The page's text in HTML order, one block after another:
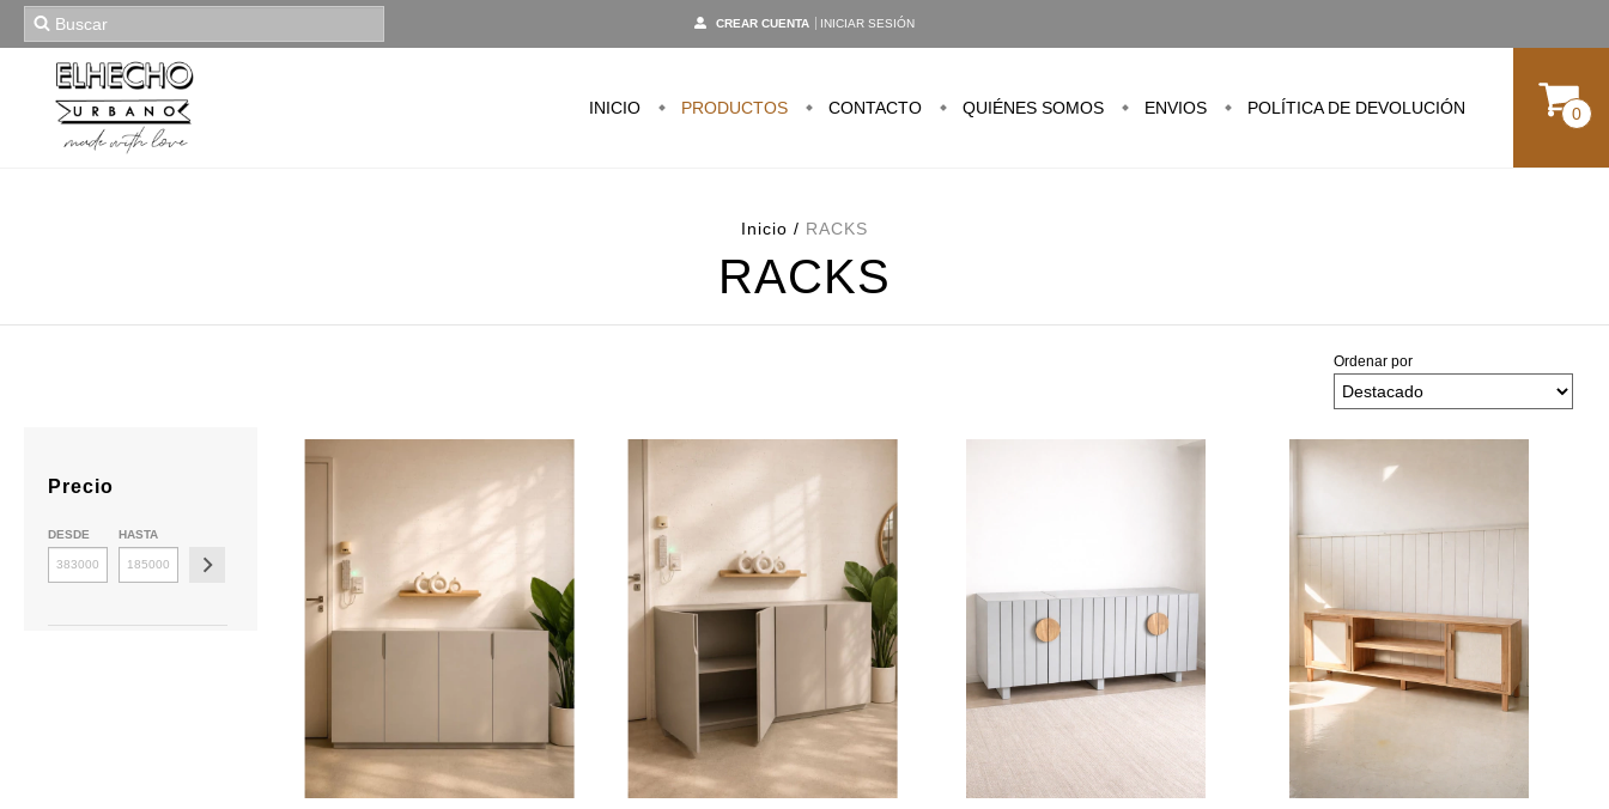
CREAR CUENTA INICIAR SESIÓN
INICIO PRODUCTOS CONTACTO QUIÉNES SOMOS ENVIOS POLÍTICA DE DEVOLUCIÓN 0
Inicio / RACKS
RACKS
Ordenar por
Precio
DESDE HASTA